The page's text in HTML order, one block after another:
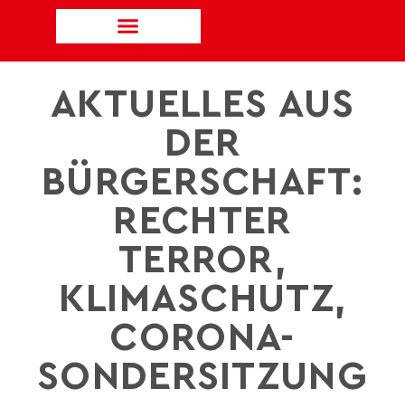
AKTUELLES AUS
DER
BÜRGERSCHAFT:
RECHTER
TERROR,
KLIMASCHUTZ,
CORONA-
SONDERSITZUNG